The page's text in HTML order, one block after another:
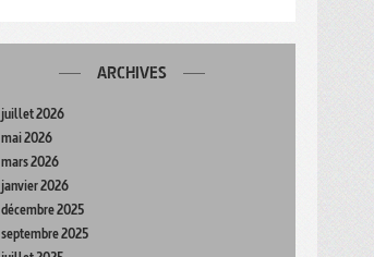
ARCHIVES
juillet 2026
mai 2026
mars 2026
janvier 2026
décembre 2025
septembre 2025